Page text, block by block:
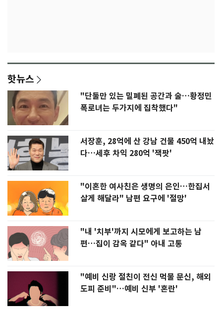
핫뉴스
"단둘만 있는 밀폐된 공간과 술…황정민
폭로녀는 두가지에 집착했다"
서장훈, 28억에 산 강남 건물 450억 내놨
다…세후 차익 280억 '잭팟'
"이혼한 여사친은 생명의 은인…한집서
살게 해달라" 남편 요구에 '절망'
"내 '치부'까지 시모에게 보고하는 남
편…집이 감옥 같다" 아내 고통
"예비 신랑 절친이 전신 먹물 문신, 해외
도피 준비"…예비 신부 '혼란'